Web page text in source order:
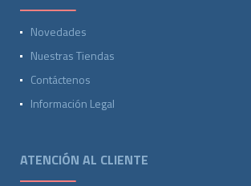
Novedades
Nuestras Tiendas
Contáctenos
Información Legal
ATENCIÓN AL CLIENTE